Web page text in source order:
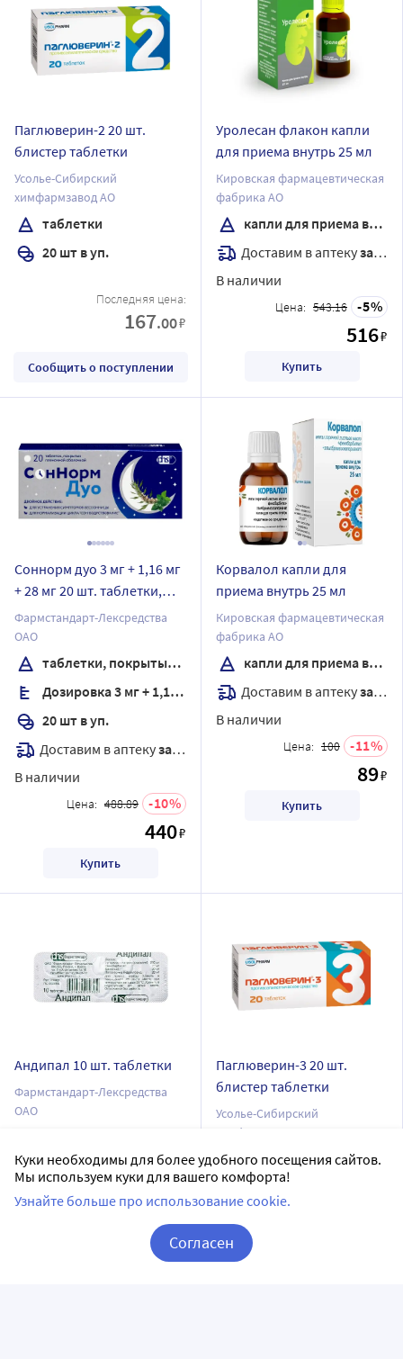
Паглюверин-2 20 шт.
блистер таблетки
Усолье-Сибирский
химфармзавод АО
таблетки
20 шт в уп.
Последняя цена:
167.00₽
Сообщить о поступлении
Уролесан флакон капли
для приема внутрь 25 мл
Кировская фармацевтическая
фабрика АО
капли для приема внутрь
Доставим в аптекузавтра
В наличии
Цена: 543.16 5
516₽
Купить
Соннорм дуо 3 мг + 1,16 мг
+ 28 мг 20 шт. таблетки,
покрытые пленочной
оболочкой
Фармстандарт-Лексредства
ОАО
таблетки, покрытые пленочной оболочкой
Дозировка 3 мг + 1,16 мг + 28 мг
20 шт в уп.
Доставим в аптекузавтра
В наличии
Цена: 488.89 10
440₽
Купить
Корвалол капли для
приема внутрь 25 мл
Кировская фармацевтическая
фабрика АО
капли для приема внутрь
Доставим в аптекузавтра
В наличии
Цена: 100 11
89₽
Купить
Андипал 10 шт. таблетки
Фармстандарт-Лексредства
ОАО
10 шт в уп.
Доставим в аптекузавтра
Паглюверин-3 20 шт.
блистер таблетки
Усолье-Сибирский
химфармзавод АО
таблетки
20 шт в уп.
Куки необходимы для более удобного посещения сайтов.
Мы используем куки для вашего комфорта!
Узнайте больше про использование cookie.
Согласен